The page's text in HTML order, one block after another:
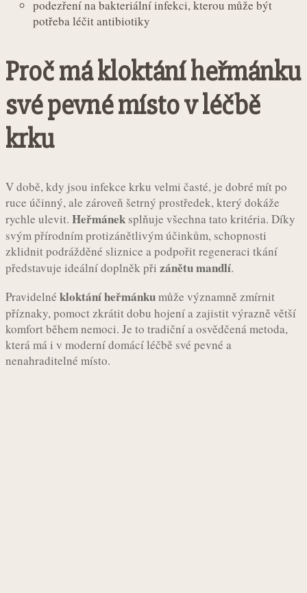
podezření na bakteriální infekci, kterou může být
potřeba léčit antibiotiky
Proč má kloktání heřmánku
své pevné místo v léčbě
krku
V době, kdy jsou infekce krku velmi časté, je dobré mít po
ruce účinný, ale zároveň šetrný prostředek, který dokáže
rychle ulevit. Heřmánek splňuje všechna tato kritéria. Díky
svým přírodním protizánětlivým účinkům, schopnosti
zklidnit podrážděné sliznice a podpořit regeneraci tkání
představuje ideální doplněk při zánětu mandlí.
Pravidelné kloktání heřmánkumůže významně zmírnit
příznaky, pomoct zkrátit dobu hojení a zajistit výrazně větší
komfort během nemoci. Je to tradiční a osvědčená metoda,
která má i v moderní domácí léčbě své pevné a
nenahraditelné místo.